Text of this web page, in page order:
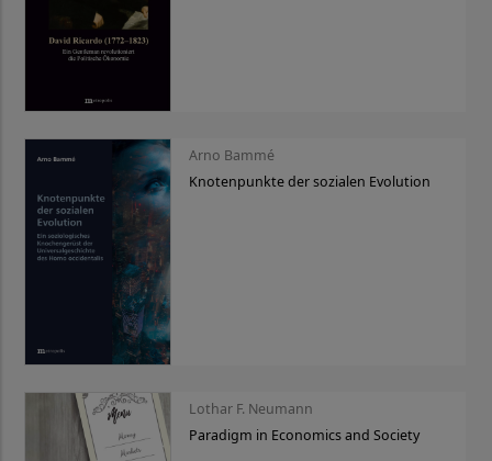
Arno Bammé
Knotenpunkte der sozialen Evolution
Lothar F. Neumann
Paradigm in Economics and Society